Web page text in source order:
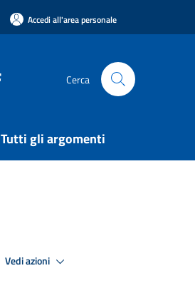
Accedi all'area personale
Cerca
Tutti gli argomenti
Vedi azioni